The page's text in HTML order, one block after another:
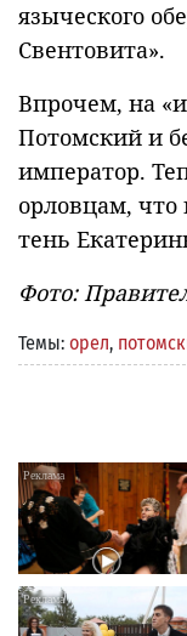
языческого
Свентовита».
Впрочем, на
Потомский и
император.
орловцам,
тень
Фото:
Темы: орел,